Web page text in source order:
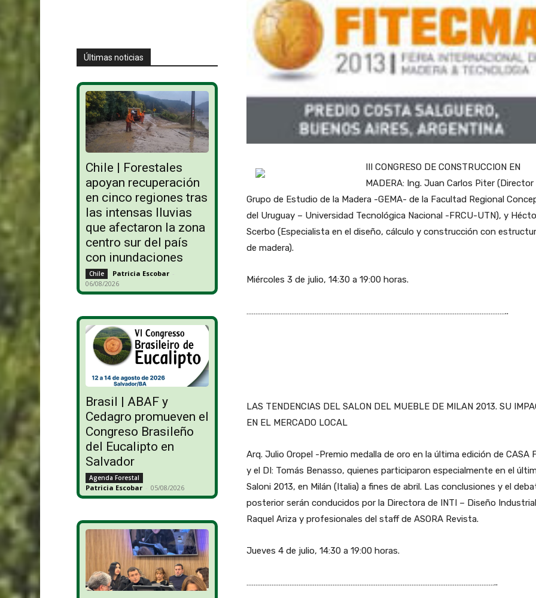
Últimas noticias
Chile | Forestales
apoyan recuperación
en cinco regiones tras
las intensas lluvias
que afectaron la zona
centro sur del país
con inundaciones
Chile Patricia Escobar -
06/08/2026
Brasil | ABAF y
Cedagro promueven el
Congreso Brasileño
del Eucalipto en
Salvador
Agenda Forestal
Patricia Escobar - 05/08/2026
III CONGRESO DE CONSTRUCCION EN
MADERA: Ing. Juan Carlos Piter (Director
Grupo de Estudio de la Madera -GEMA- de la Facultad Regional
del Uruguay – Universidad Tecnológica Nacional -FRCU-UTN), y
Scerbo (Especialista en el diseño, cálculo y construcción con
de madera).
Miércoles 3 de julio, 14:30 a 19:00 horas.
………………………………………………………………………………………………………………………………..
LAS TENDENCIAS DEL SALON DEL MUEBLE DE MILAN 2013. SU
EN EL MERCADO LOCAL
Arq. Julio Oropel -Premio medalla de oro en la última edición de CASA
y el DI: Tomás Benasso, quienes participaron especialmente en el
Saloni 2013, en Milán (Italia) a fines de abril. Las conclusiones y el
posterior serán conducidos por la Directora de INTI – Diseño
Raquel Ariza y profesionales del staff de ASORA Revista.
Jueves 4 de julio, 14:30 a 19:00 horas.
…………………………………………………………………………………………………………………………..